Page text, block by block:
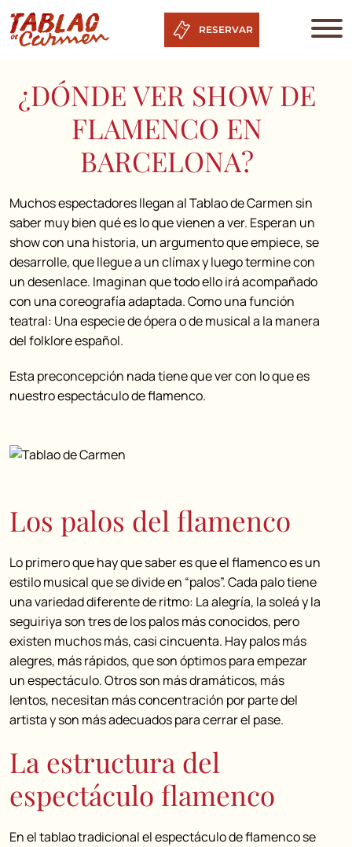
RESERVAR
¿DÓNDE VER SHOW DE
FLAMENCO EN
BARCELONA?
Muchos espectadores llegan al Tablao de Carmen sin
saber muy bien qué es lo que vienen a ver. Esperan un
show con una historia, un argumento que empiece, se
desarrolle, que llegue a un clímax y luego termine con
un desenlace. Imaginan que todo ello irá acompañado
con una coreografía adaptada. Como una función
teatral: Una especie de ópera o de musical a la manera
del folklore español.
Esta preconcepción nada tiene que ver con lo que es
nuestro espectáculo de flamenco.
Los palos del flamenco
Lo primero que hay que saber es que el flamenco es un
estilo musical que se divide en “palos”. Cada palo tiene
una variedad diferente de ritmo: La alegría, la soleá y la
seguiriya son tres de los palos más conocidos, pero
existen muchos más, casi cincuenta. Hay palos más
alegres, más rápidos, que son óptimos para empezar
un espectáculo. Otros son más dramáticos, más
lentos, necesitan más concentración por parte del
artista y son más adecuados para cerrar el pase.
La estructura del
espectáculo flamenco
En el tablao tradicional el espectáculo de flamenco se